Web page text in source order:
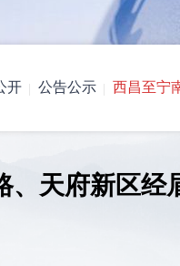
开 公告公示 西昌至宁
、天府新区